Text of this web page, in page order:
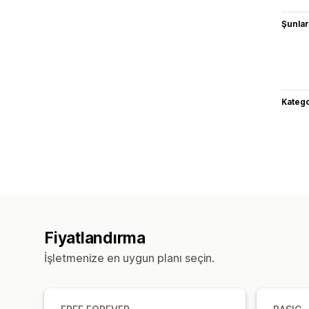
Fiyatlandırma
İşletmenize en uygun planı seçin.